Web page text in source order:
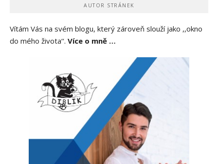
AUTOR STRÁNEK
Vítám Vás na svém blogu, který zároveň slouží jako ,,okno
do mého života‘‘. Více o mně …